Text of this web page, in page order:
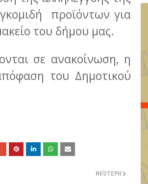
προϊόντων για
του δήμου μας.
σε ανακοίνωση, η
του Δημοτικού
ΝΕΌΤΕΡΗ